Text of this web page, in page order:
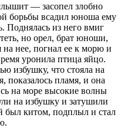
— засопел злобно
борьбы всадил юноша ему
Поднялась из него вмиг
но орел, брат юноши,
на нее, погнал ее к морю и
уронила птица яйцо.
избушку, что стояла на
показалось пламя, и она
на море высокие волны
на избушку и затушили
был китом, подплыл и стал